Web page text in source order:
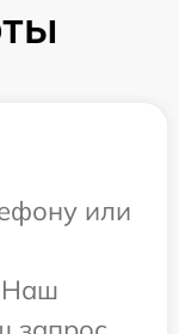
или
Наш